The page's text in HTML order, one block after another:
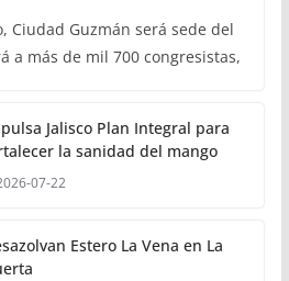
Ciudad Guzmán será sede del
a más de mil 700 congresistas,
Jalisco Plan Integral para
la sanidad del mango
07-22
Estero La Vena en La